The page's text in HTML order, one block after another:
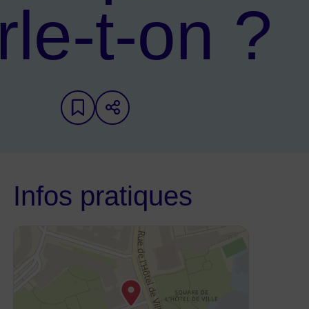
t-on ?
Ajouter aux favoris
Partager sur les réseaux
Infos pratiques